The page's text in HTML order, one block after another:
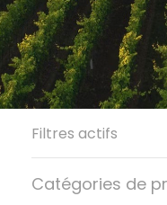
Filtres actifs
Catégories de